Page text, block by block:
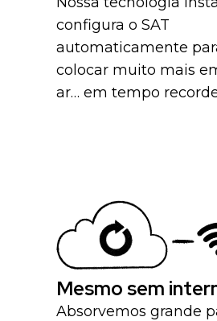
configura o SAT
automaticamente
colocar muito mais
ar… em tempo
Mesmo sem
Absorvemos grande